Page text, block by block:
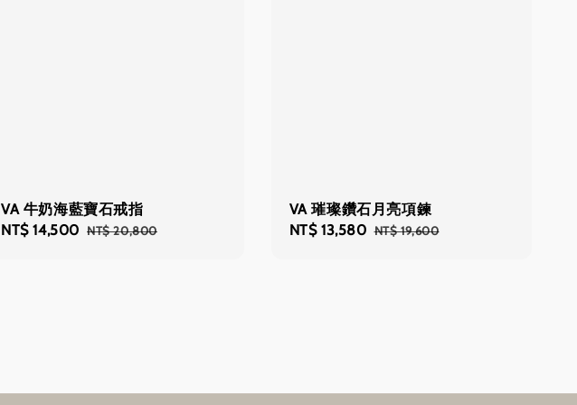
VA 牛奶海藍寶石戒指
Sale
NT$ 14,500 Regular
NT$ 20,800
VA 璀璨鑽石月亮項鍊
Sale
NT$ 13,580 Regular
NT$ 19,600